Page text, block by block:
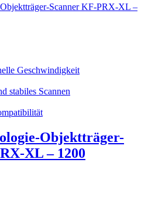
Geschwindigkeit
stabiles Scannen
Objektträger-
XL – 1200